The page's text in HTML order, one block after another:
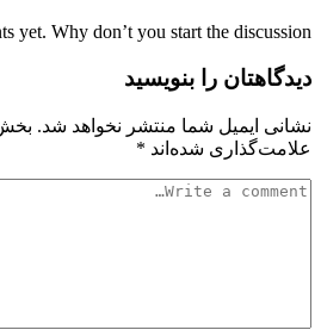
yet. Why don’t you start the discussion?
دیدگاهتان را بنویسید
نشانی ایمیل شما منتشر نخواهد شد.
علامت‌گذاری شده‌اند *